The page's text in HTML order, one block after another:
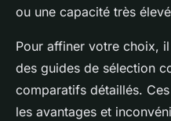
ou une capacité très
Pour affiner votre choix,
des guides de sélection
comparatifs détaillés.
les avantages et